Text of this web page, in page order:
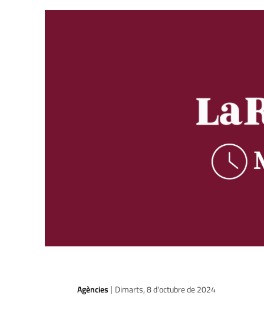
Agències | Dimarts, 8 d'octubre de 2024